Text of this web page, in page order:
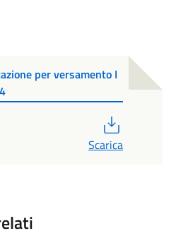
per versamento I
Scarica